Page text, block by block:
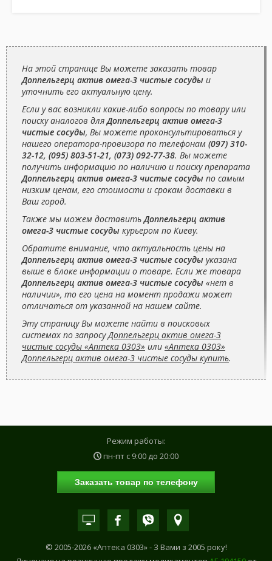
На этой странице Вы можете заказать товар
Доппельгерц актив омега-3 чистые сосуды и
уточнить его актуальную цену.
Если у вас возникли какие-либо вопросы по товару или
поиску аналогов дляДоппельгерц актив омега-3
чистые сосуды, Вы можете проконсультироваться у
нашего оператора-провизора по телефонам (097) 310-
32-12, (095) 803-51-21, (073) 092-77-38. Вы можете
получить информацию по наличию и поиску препарата
Доппельгерц актив омега-3 чистые сосуды по самым
низким ценам, его стоимости и срокам доставки в
Ваш город.
Также мы можем доставитьДоппельгерц актив
омега-3 чистые сосуды курьером по Киеву.
Обратите внимание, что актуальность цены на
Доппельгерц актив омега-3 чистые сосуды указана
выше в блоке информации о товаре. Если же товара
Доппельгерц актив омега-3 чистые сосуды «нет в
наличии», то его цена на момент продажи может
отличаться от указанной на нашем сайте.
Эту страницу Вы можете найти в поисковых
системах по запросуДоппельгерц актив омега-3
чистые сосуды «Аптека 0303» или «Аптека 0303»
Доппельгерц актив омега-3 чистые сосуды купить.
Режим работы:
пн-пт с 9:00 до 20:00
Заказать товар по телефону
© 2005-2026 «Аптека 0303» - З Вами з 2005 року!